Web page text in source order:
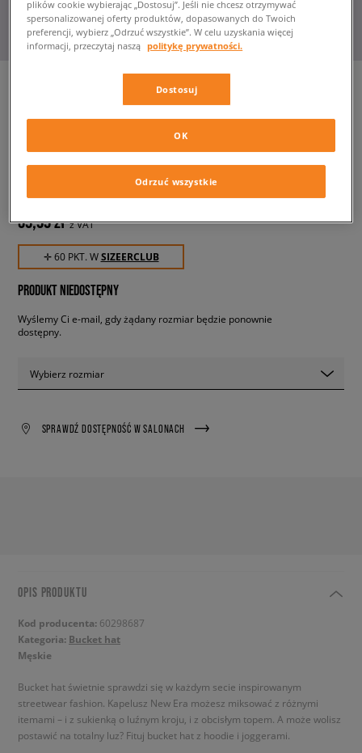
NEW ERA KAPELUSZ PRINT
BROOKLYN NETS
męskie, bucket hat
59,99 zł z VAT
✛ 60 PKT. WSIZEERCLUB
PRODUKT NIEDOSTĘPNY
Wyślemy Ci e-mail, gdy żądany rozmiar będzie ponownie
dostępny.
Wybierz rozmiar
SPRAWDŹ DOSTĘPNOŚĆ W SALONACH
OPIS PRODUKTU
Kod producenta: 60298687
Kategoria: Bucket hat
Męskie
Bucket hat świetnie sprawdzi się w każdym secie inspirowanym
streetwear fashion. Kapelusz New Era możesz miksować z różnymi
itemami – i z sukienką o luźnym kroju, i z obcisłym topem. A może wolisz
postawić na totalny luz? Fituj bucket hat z hoodie i joggerami.
plików cookie wybierając „Dostosuj”. Jeśli nie chcesz otrzymywać
spersonalizowanej oferty produktów, dopasowanych do Twoich
preferencji, wybierz „Odrzuć wszystkie”. W celu uzyskania więcej
informacji, przeczytaj naszą politykę prywatności.
Dostosuj
Odrzuć wszystkie
OK